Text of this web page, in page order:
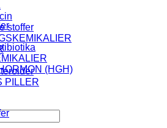
stoffer
PILLER
(HGH)